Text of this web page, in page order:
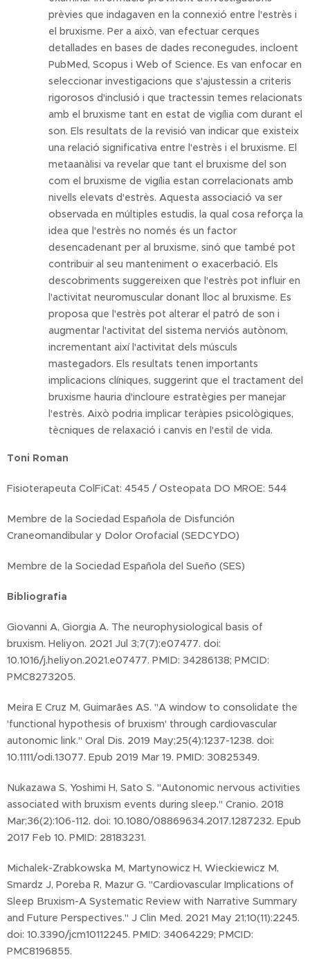
prèvies que indagaven en la connexió entre l'estrès i
el bruxisme. Per a això, van efectuar cerques
detallades en bases de dades reconegudes, incloent
PubMed, Scopus i Web of Science. Es van enfocar en
seleccionar investigacions que s'ajustessin a criteris
rigorosos d'inclusió i que tractessin temes relacionats
amb el bruxisme tant en estat de vigília com durant el
son. Els resultats de la revisió van indicar que existeix
una relació significativa entre l'estrès i el bruxisme. El
metaanàlisi va revelar que tant el bruxisme del son
com el bruxisme de vigília estan correlacionats amb
nivells elevats d'estrès. Aquesta associació va ser
observada en múltiples estudis, la qual cosa reforça la
idea que l'estrès no només és un factor
desencadenant per al bruxisme, sinó que també pot
contribuir al seu manteniment o exacerbació. Els
descobriments suggereixen que l'estrès pot influir en
l'activitat neuromuscular donant lloc al bruxisme. Es
proposa que l'estrès pot alterar el patró de son i
augmentar l'activitat del sistema nerviós autònom,
incrementant així l'activitat dels músculs
mastegadors. Els resultats tenen importants
implicacions clíniques, suggerint que el tractament del
bruxisme hauria d'incloure estratègies per manejar
l'estrès. Això podria implicar teràpies psicològiques,
tècniques de relaxació i canvis en l'estil de vida.
Toni Roman
Fisioterapeuta ColFiCat: 4545 / Osteopata DO MROE: 544
Membre de la Sociedad Española de Disfunción
Craneomandibular y Dolor Orofacial (SEDCYDO)
Membre de la Sociedad Española del Sueño (SES)
Bibliografia
Giovanni A, Giorgia A. The neurophysiological basis of
bruxism. Heliyon. 2021 Jul 3;7(7):e07477. doi:
10.1016/j.heliyon.2021.e07477. PMID: 34286138; PMCID:
PMC8273205.
Meira E Cruz M, Guimarães AS. "A window to consolidate the
'functional hypothesis of bruxism' through cardiovascular
autonomic link." Oral Dis. 2019 May;25(4):1237-1238. doi:
10.1111/odi.13077. Epub 2019 Mar 19. PMID: 30825349.
Nukazawa S, Yoshimi H, Sato S. "Autonomic nervous activities
associated with bruxism events during sleep." Cranio. 2018
Mar;36(2):106-112. doi: 10.1080/08869634.2017.1287232. Epub
2017 Feb 10. PMID: 28183231.
Michalek-Zrabkowska M, Martynowicz H, Wieckiewicz M,
Smardz J, Poreba R, Mazur G. "Cardiovascular Implications of
Sleep Bruxism-A Systematic Review with Narrative Summary
and Future Perspectives." J Clin Med. 2021 May 21;10(11):2245.
doi: 10.3390/jcm10112245. PMID: 34064229; PMCID:
PMC8196855.